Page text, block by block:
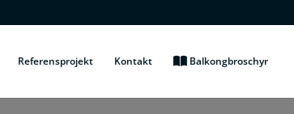
Referensprojekt Kontakt Balkongbroschyr